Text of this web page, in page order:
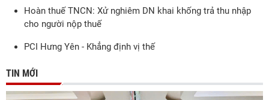
Hoàn thuế TNCN: Xử nghiêm DN khai khống trả thu nhập
cho người nộp thuế
PCI Hưng Yên - Khẳng định vị thế
TIN MỚI